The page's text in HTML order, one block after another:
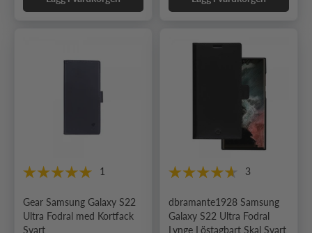
1
Gear Samsung Galaxy S22
Ultra Fodral med Kortfack
Svart
3
dbramante1928 Samsung
Galaxy S22 Ultra Fodral
Lynge Löstagbart Skal Svart